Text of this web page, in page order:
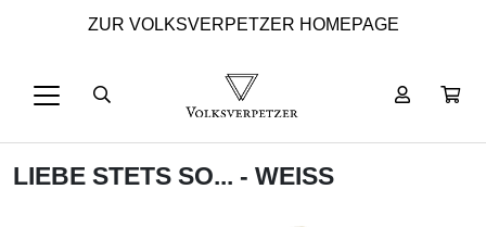
ZUR VOLKSVERPETZER HOMEPAGE
LIEBE STETS SO... - WEISS